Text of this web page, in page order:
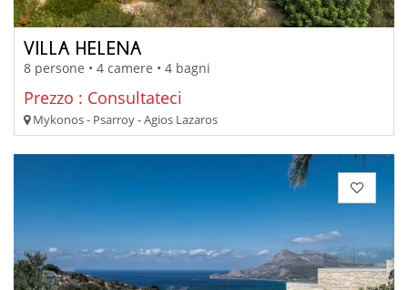
VILLA HELENA
8 persone • 4 camere • 4 bagni
Prezzo : Consultateci
Mykonos - Psarroy - Agios Lazaros